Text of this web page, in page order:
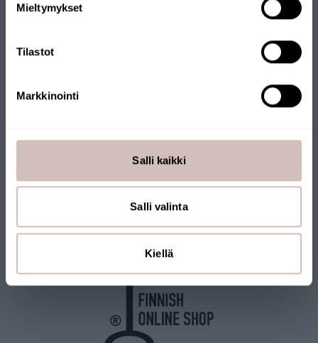
Mieltymykset
Tilastot
Markkinointi
Salli kaikki
Salli valinta
Kiellä
Our online store has been awarded the Key Flag Symbol. The